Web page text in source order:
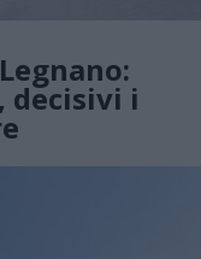
decisivi i